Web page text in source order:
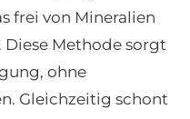
frei von Mineralien
Methode sorgt
ohne
Gleichzeitig schont